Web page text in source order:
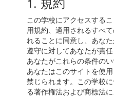
この学校にアクセスする
用規約、適用されるすべ
れることに同意し、あな
遵守に対してあなたが責
あなたがこれらの条件の
あなたはこのサイトを使
禁じられます。この学校
る著作権法および商標法